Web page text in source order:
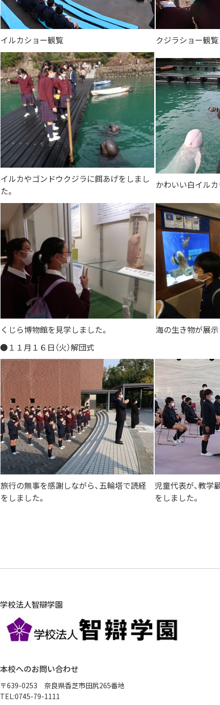
イルカショー観覧 クジラショー観覧
イルカやゴンドウクジラに餌あげをしまし
た。
かわいい白イル
くじら博物館を見学しました。
海の生き物が展
●１１月１６日（火）解団式
旅行の無事を感謝しながら、五輪塔で読経
をしました。
児童代表が、教
をしました。
学校法人智辯学園
本校へのお問い合わせ
〒639-0253 奈良県香芝市田尻265番地
TEL:0745-79-1111